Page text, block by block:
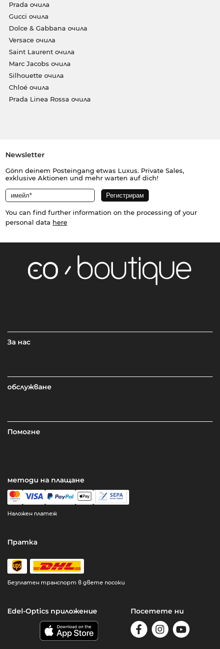
Prada очила
Gucci очила
Dolce & Gabbana очила
Versace очила
Saint Laurent очила
Marc Jacobs очила
Silhouette очила
Chloé очила
Prada Linea Rossa очила
Newsletter
Gönn deinem Posteingang etwas Luxus. Private Sales,
exklusive Aktionen und mehr warten auf dich!
You can find further information on the processing of your
personal data here
За нас
обслужване
Помогне
методи на плащане
Наложен платеж
Пратка
Безплатен транспорт в двете посоки
Edel-Optics приложение Посетете ни